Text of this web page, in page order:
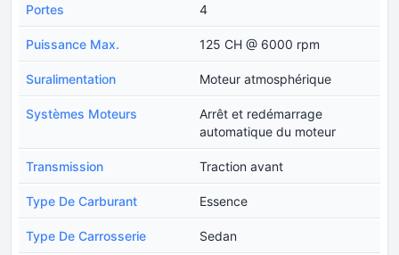
Portes 4
Puissance Max. 125 CH @ 6000 rpm
Suralimentation Moteur atmosphérique
Systèmes Moteurs
Arrêt et redémarrage
automatique du moteur
Transmission Traction avant
Type De Carburant Essence
Type De Carrosserie Sedan